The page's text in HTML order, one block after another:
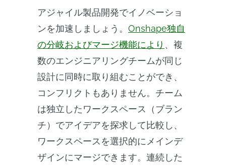
アジャイル製品開発でイノベーショ
ンを加速しましょう。 Onshape独自
の分岐およびマージ機能により 、複
数のエンジニアリングチームが同じ
設計に同時に取り組むことができ、
コンフリクトもありません。チーム
は独立したワークスペース（ブラン
チ）でアイデアを探求して比較し、
ワークスペースを選択的にメインデ
ザインにマージできます。連続した